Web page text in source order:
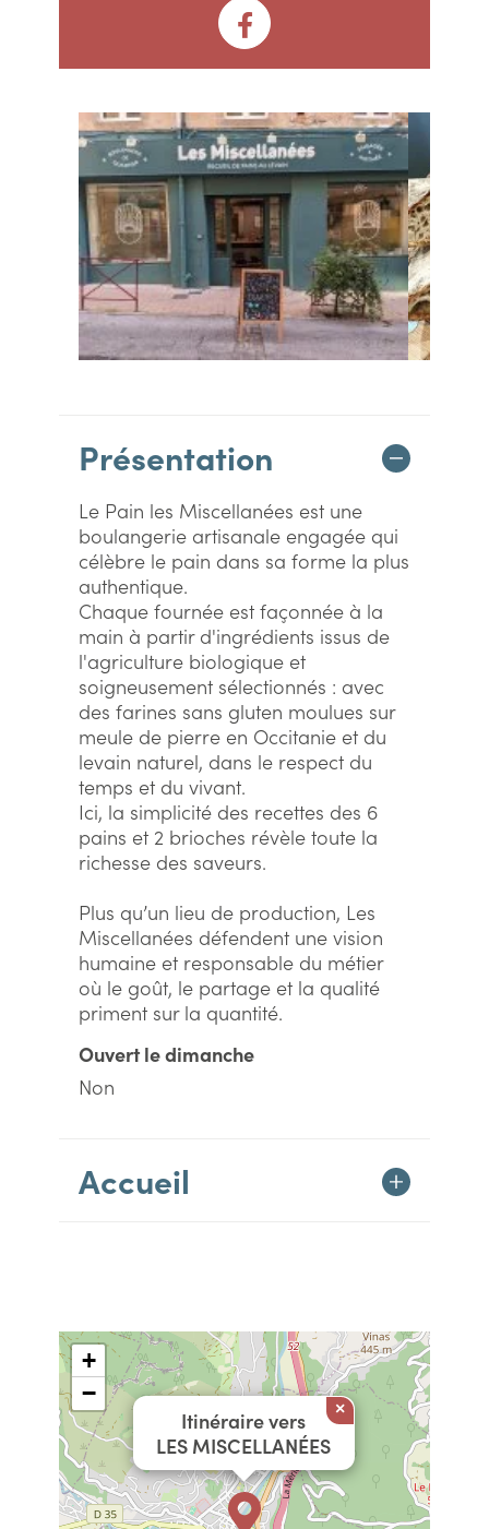
Présentation
Le Pain les Miscellanées est une
boulangerie artisanale engagée qui
célèbre le pain dans sa forme la plus
authentique.
Chaque fournée est façonnée à la
main à partir d'ingrédients issus de
l'agriculture biologique et
soigneusement sélectionnés : avec
des farines sans gluten moulues sur
meule de pierre en Occitanie et du
levain naturel, dans le respect du
temps et du vivant.
Ici, la simplicité des recettes des 6
pains et 2 brioches révèle toute la
richesse des saveurs.
Plus qu’un lieu de production, Les
Miscellanées défendent une vision
humaine et responsable du métier
où le goût, le partage et la qualité
priment sur la quantité.
Ouvert le dimanche
Non
Accueil
Itinéraire vers
LES MISCELLANÉES
×
+
−